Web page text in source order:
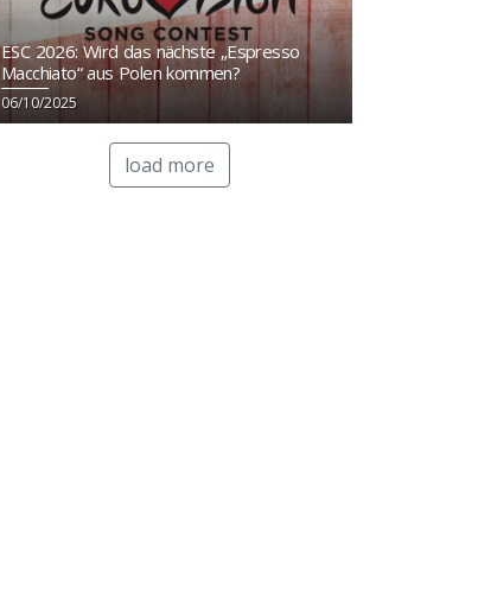
ESC 2026: Wird das nächste „Espresso
Macchiato“ aus Polen kommen?
06/10/2025
load more